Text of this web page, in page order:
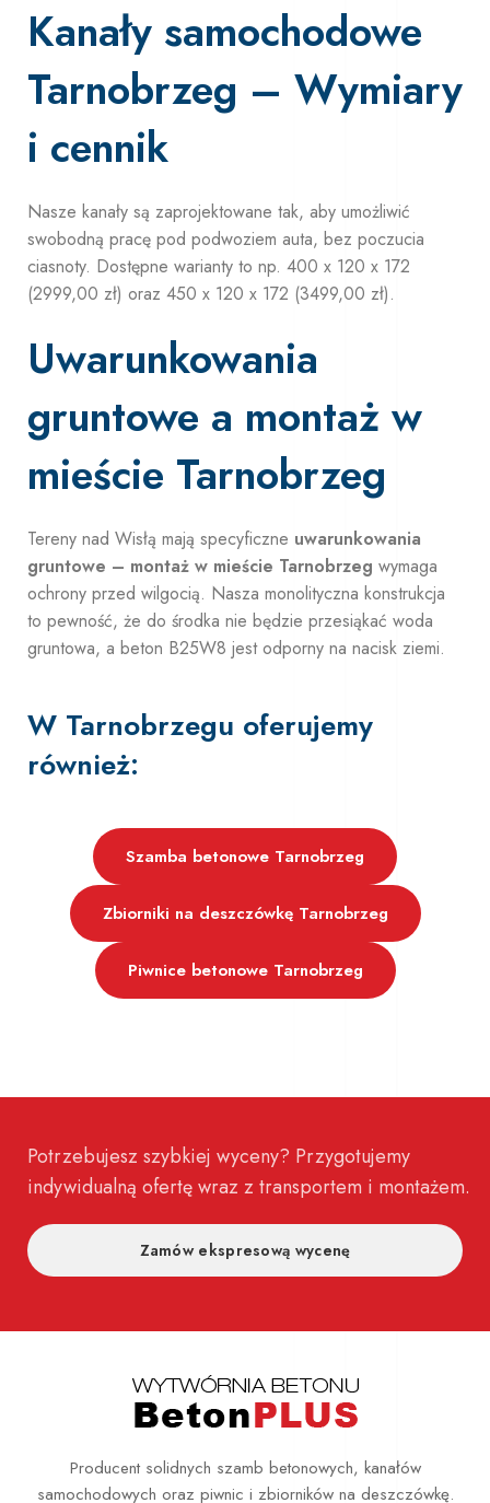
Kanały samochodowe
Tarnobrzeg – Wymiary
i cennik
Nasze kanały są zaprojektowane tak, aby umożliwić
swobodną pracę pod podwoziem auta, bez poczucia
ciasnoty. Dostępne warianty to np. 400 x 120 x 172
(2999,00 zł) oraz 450 x 120 x 172 (3499,00 zł).
Uwarunkowania
gruntowe a montaż w
mieście Tarnobrzeg
Tereny nad Wisłą mają specyficzne uwarunkowania
gruntowe – montaż w mieście Tarnobrzeg wymaga
ochrony przed wilgocią. Nasza monolityczna konstrukcja
to pewność, że do środka nie będzie przesiąkać woda
gruntowa, a beton B25W8 jest odporny na nacisk ziemi.
W Tarnobrzegu oferujemy
również:
Szamba betonowe Tarnobrzeg
Zbiorniki na deszczówkę Tarnobrzeg
Piwnice betonowe Tarnobrzeg
Potrzebujesz szybkiej wyceny? Przygotujemy
indywidualną ofertę wraz z transportem i montażem.
Zamów ekspresową wycenę
Producent solidnych szamb betonowych, kanałów
samochodowych oraz piwnic i zbiorników na deszczówkę.